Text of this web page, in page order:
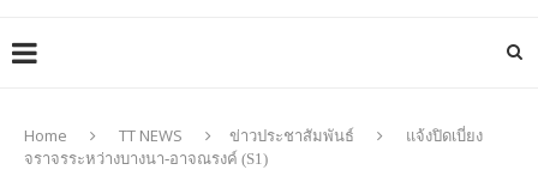
Home TT NEWS ข่าวประชาสัมพันธ์
แจ้งปิดเบี่ยง
จราจรระหว่างบางนา-อาจณรงค์ (S1)